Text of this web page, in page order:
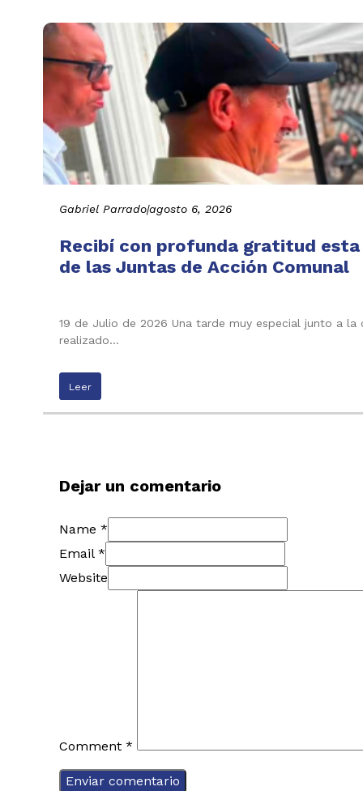
Gabriel Parrado|agosto 6, 2026
Recibí con profunda gratitud
de las Juntas de Acción Comunal
19 de Julio de 2026 Una tarde muy especial junto a
realizado…
Leer
Dejar un comentario
Name *
Email *
Website
Comment *